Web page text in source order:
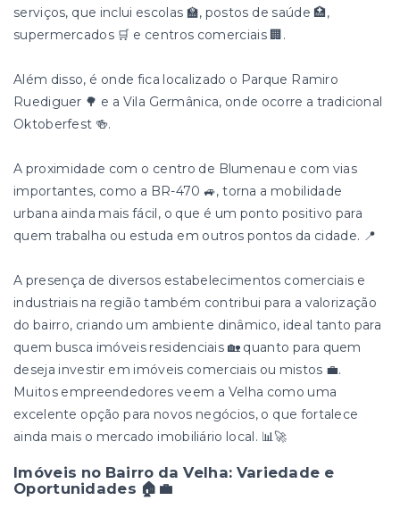
serviços, que inclui escolas 🏫, postos de saúde 🏥,
supermercados 🛒 e centros comerciais 🏢.
Além disso, é onde fica localizado o Parque Ramiro
Ruediguer 🌳 e a Vila Germânica, onde ocorre a tradicional
Oktoberfest 🍻.
A proximidade com o centro de Blumenau e com vias
importantes, como a BR-470 🚙, torna a mobilidade
urbana ainda mais fácil, o que é um ponto positivo para
quem trabalha ou estuda em outros pontos da cidade. 📍
A presença de diversos estabelecimentos comerciais e
industriais na região também contribui para a valorização
do bairro, criando um ambiente dinâmico, ideal tanto para
quem busca imóveis residenciais 🏡 quanto para quem
deseja investir em imóveis comerciais ou mistos 💼.
Muitos empreendedores veem a Velha como uma
excelente opção para novos negócios, o que fortalece
ainda mais o mercado imobiliário local. 📊🚀
Imóveis no Bairro da Velha: Variedade e
Oportunidades 🏠💼